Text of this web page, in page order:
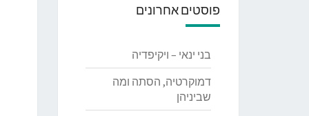
פוסטים אחרונים
בני ינאי – ויקיפדיה
דמוקרטיה, הסתה ומה
שביניהן